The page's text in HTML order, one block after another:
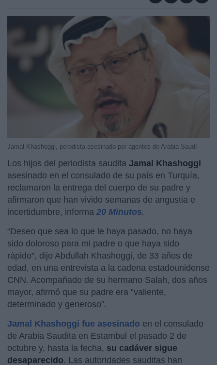
Jamal Khashoggi, perodista asesinado por agentes de Arabia Saudí
Los hijos del periodista saudita Jamal Khashoggi
asesinado en el consulado de su país en Turquía,
reclamaron la entrega del cuerpo de su padre y
afirmaron que han vivido semanas de angustia e
incertidumbre, informa 20 Minutos.
“Deseo que sea lo que le haya pasado, no haya
sido doloroso para mi padre o que haya sido
rápido”, dijo Abdullah Khashoggi, de 33 años de
edad, en una entrevista a la cadena estadounidense
CNN. Acompañado de su hermano Salah, dos años
mayor, afirmó que su padre era “valiente,
determinado y generoso”.
Jamal Khashoggi fue asesinado en el consulado
de Arabia Saudita en Estambul el pasado 2 de
octubre y, hasta la fecha, su cadáver sigue
desaparecido. Las autoridades sauditas han